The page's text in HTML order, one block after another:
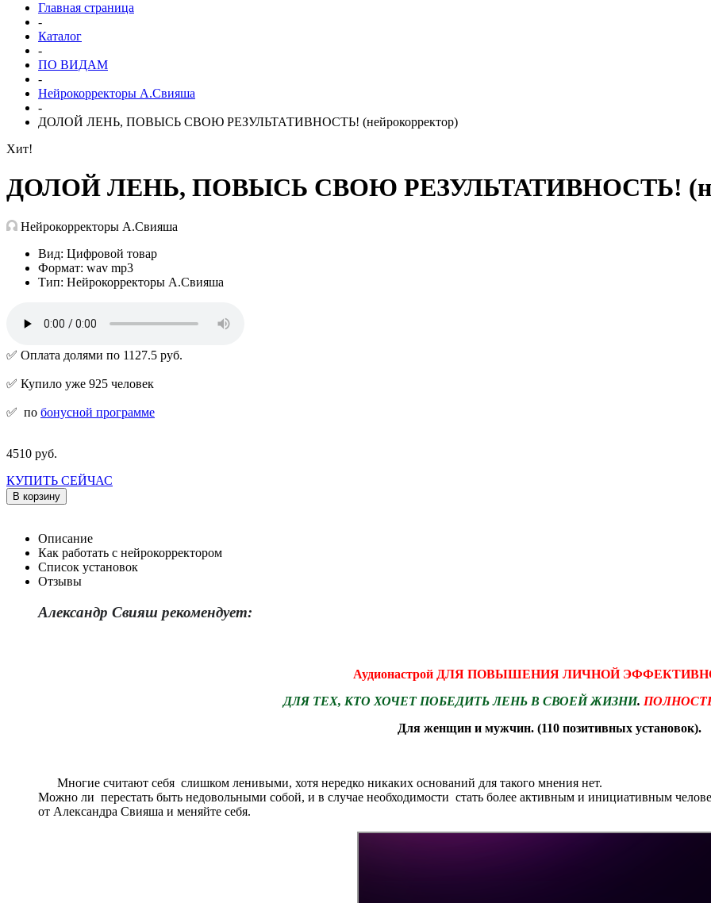
Главная страница
-
Каталог
-
ПО ВИДАМ
-
Нейрокорректоры А.Свияша
-
ДОЛОЙ ЛЕНЬ, ПОВЫСЬ СВОЮ РЕЗУЛЬТАТИВНОСТЬ! (нейрокорректор)
Хит!
ДОЛОЙ ЛЕНЬ, ПОВЫСЬ СВОЮ РЕЗУЛЬТАТИВНОСТЬ!
Нейрокорректоры А.Свияша
Вид: Цифровой товар
Формат: wav mp3
Тип: Нейрокорректоры А.Свияша
✅ Оплата долями по 1127.5 руб.
✅ Купило уже 925 человек
✅ по бонусной программе
4510 руб.
КУПИТЬ СЕЙЧАС
В корзину
Описание
Как работать с нейрокорректором
Список установок
Отзывы
Александр Свияш рекомендует:
Аудионастрой ДЛЯ ПОВЫШЕНИЯ ЛИЧНОЙ
ДЛЯ ТЕХ, КТО ХОЧЕТ ПОБЕДИТЬ ЛЕНЬ В СВОЕЙ ЖИЗНИ.
Для женщин и мужчин. (110 позитивных установок).
Многие считают себя слишком ленивыми, хотя нередко никаких оснований для такого мнения нет.
Можно ли перестать быть недовольными собой, и в случае необходимости стать более активным и инициативным
от Александра Свияша и меняйте себя.